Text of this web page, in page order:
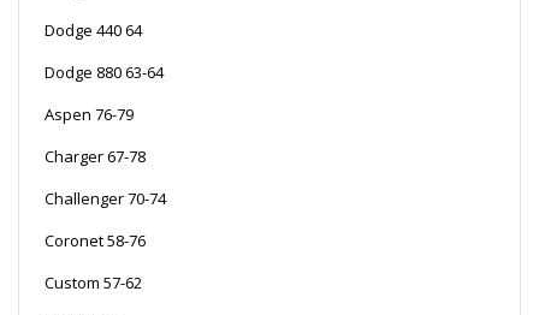
Dodge 440 64
Dodge 880 63-64
Aspen 76-79
Charger 67-78
Challenger 70-74
Coronet 58-76
Custom 57-62